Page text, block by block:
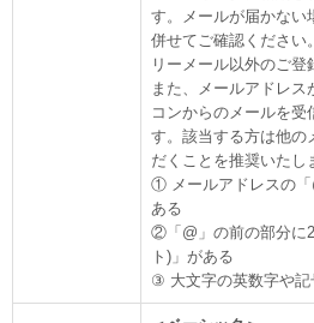
す。メールが届かない
併せてご確認ください
リーメール以外のご登
また、メールアドレス
コンからのメールを受
す。該当する方は他の
だくことを推奨いたし
① メールアドレスの「
ある
②「@」の前の部分に
ト)」がある
③ 大文字の英数字や記